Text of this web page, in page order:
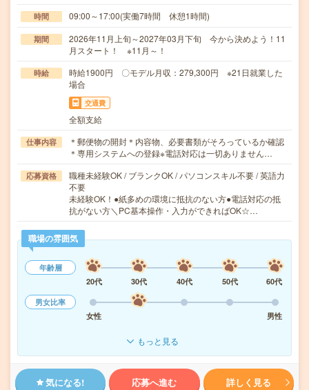
時間 09:00～17:00(実働7時間 休憩1時間)
期間
2026年11月上旬～2027年03月下旬 今から決めよう！11
月スタート！ ※11月～！
時給
時給1900円 〇モデル月収：279,300円 ※21日就業した
場合
交通費
全額支給
仕事内容
＊郵便物の開封＊内容物、必要書類がそろっているか確認
＊専用システムへの登録※電話対応は一切ありません…
応募資格
職種未経験OK / ブランクOK / パソコンスキル不要 / 英語力
不要
未経験OK！●紙多めの環境に抵抗のない方●電話対応の抵
抗がない方＼PC基本操作・入力ができればOK☆…
職場の雰囲気
年齢層
20代
30代 40代 50代
60代
男女比率
女性
男性
もっと見る
気になる! 応募へ進む 詳しく見る